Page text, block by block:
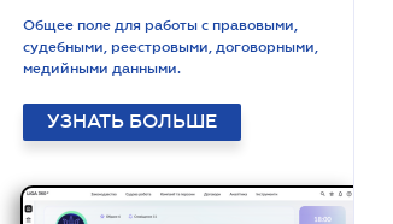
Общее поле для работы с правовыми,
судебными, реестровыми, договорными,
медийными данными.
УЗНАТЬ БОЛЬШЕ